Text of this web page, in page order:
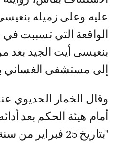
عليه وعلى زميله
الواقعة التي تسببت
بنعيسى أيت الجيد بعد
إلى مستشفى الغساني
وقال الخمار الحديوي
أمام هيئة الحكم بعد